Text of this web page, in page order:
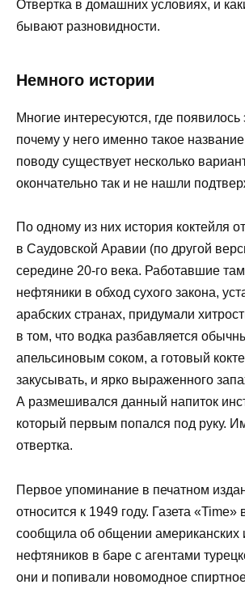
Отвертка в домашних условиях, и
бывают разновидности.
Немного истории
Многие интересуются, где появилось
почему у него именно такое
поводу существует несколько
окончательно так и не нашли
По одному из них история коктейля
в Саудовской Аравии (по другой
середине 20-го века. Работавшие
нефтяники в обход сухого закона,
арабских странах, придумали
в том, что водка разбавляется
апельсиновым соком, а готовый
закусывать, и ярко выраженного
А размешивался данный напиток
который первым попался под руку.
отвертка.
Первое упоминание в печатном
относится к 1949 году. Газета «Time»
сообщила об общении американских
нефтяников в баре с агентами
они и попивали новомодное